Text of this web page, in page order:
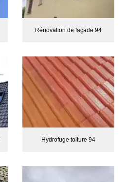
Rénovation de façade 94
Hydrofuge toiture 94